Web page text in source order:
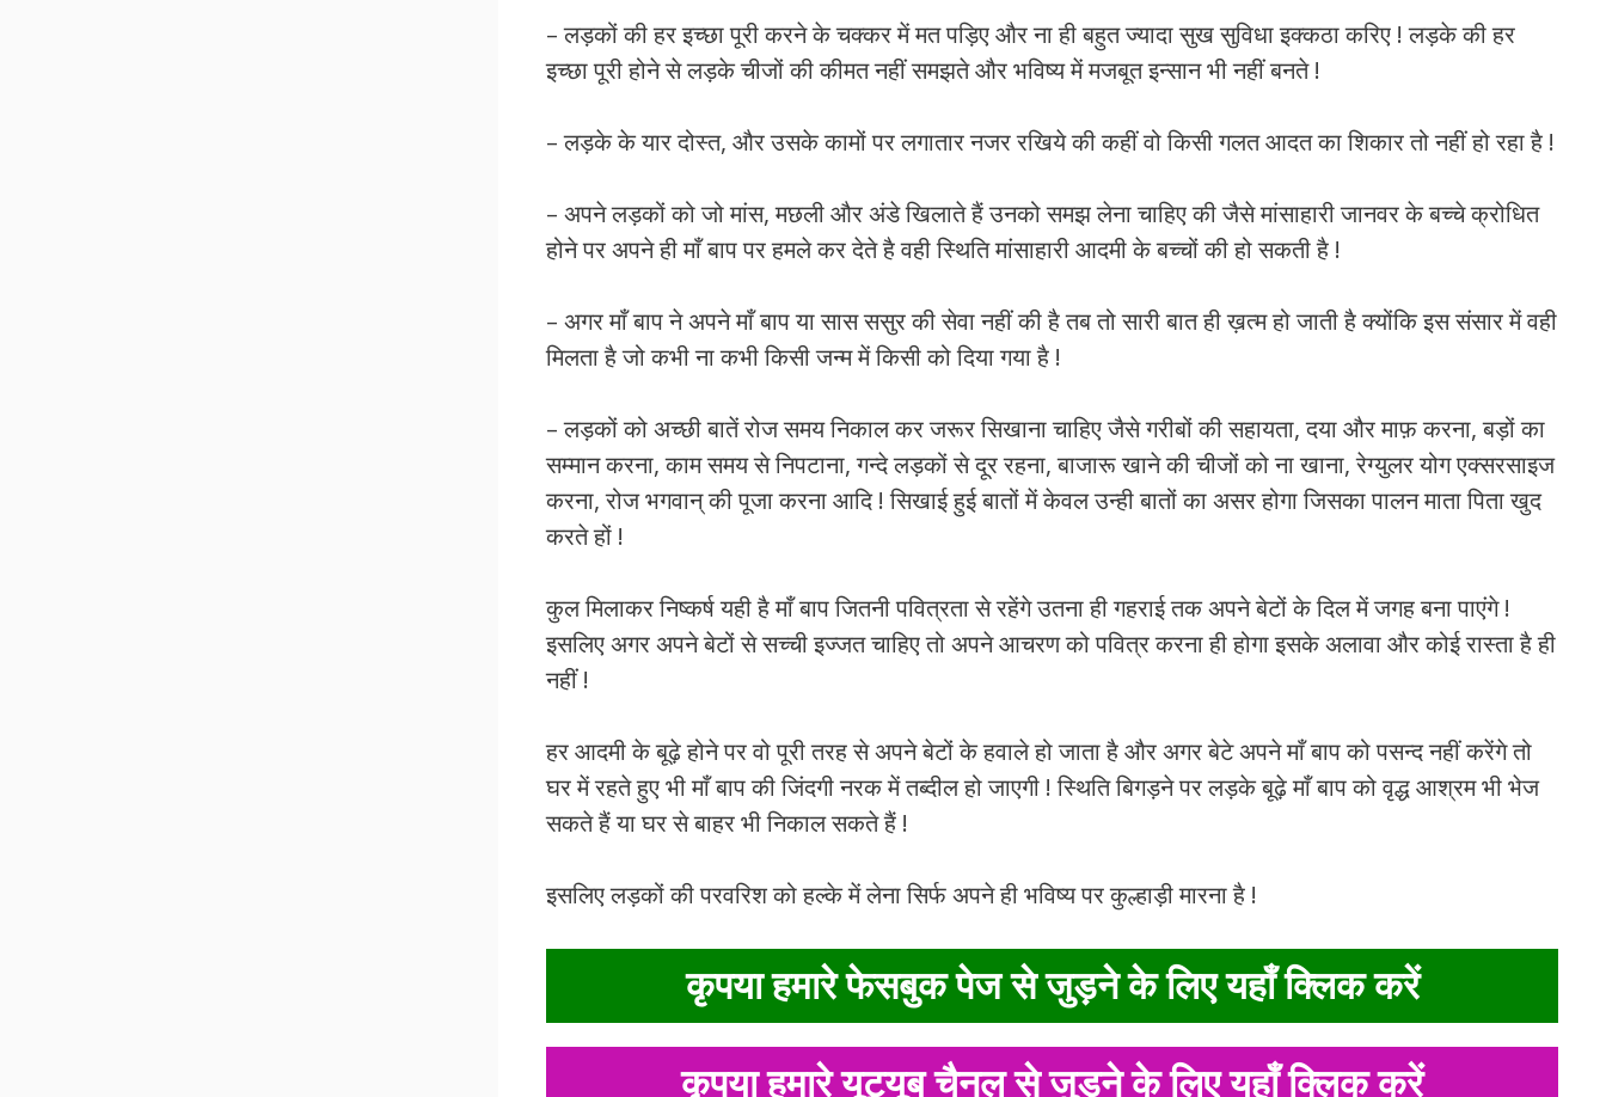
– लड़कों की हर इच्छा पूरी करने के चक्कर में मत पड़िए और ना ही बहुत ज्यादा सुख सुविधा इक्कठा करिए ! लड़के की हर
इच्छा पूरी होने से लड़के चीजों की कीमत नहीं समझते और भविष्य में मजबूत इन्सान भी नहीं बनते !
– लड़के के यार दोस्त, और उसके कामों पर लगातार नजर रखिये की कहीं वो किसी गलत आदत का शिकार तो नहीं हो रहा है !
– अपने लड़कों को जो मांस, मछली और अंडे खिलाते हैं उनको समझ लेना चाहिए की जैसे मांसाहारी जानवर के बच्चे क्रोधित
होने पर अपने ही माँ बाप पर हमले कर देते है वही स्थिति मांसाहारी आदमी के बच्चों की हो सकती है !
– अगर माँ बाप ने अपने माँ बाप या सास ससुर की सेवा नहीं की है तब तो सारी बात ही ख़त्म हो जाती है क्योंकि इस संसार में वही
मिलता है जो कभी ना कभी किसी जन्म में किसी को दिया गया है !
– लड़कों को अच्छी बातें रोज समय निकाल कर जरूर सिखाना चाहिए जैसे गरीबों की सहायता, दया और माफ़ करना, बड़ों का
सम्मान करना, काम समय से निपटाना, गन्दे लड़कों से दूर रहना, बाजारू खाने की चीजों को ना खाना, रेग्युलर योग एक्सरसाइज
करना, रोज भगवान् की पूजा करना आदि ! सिखाई हुई बातों में केवल उन्ही बातों का असर होगा जिसका पालन माता पिता खुद
करते हों !
कुल मिलाकर निष्कर्ष यही है माँ बाप जितनी पवित्रता से रहेंगे उतना ही गहराई तक अपने बेटों के दिल में जगह बना पाएंगे !
इसलिए अगर अपने बेटों से सच्ची इज्जत चाहिए तो अपने आचरण को पवित्र करना ही होगा इसके अलावा और कोई रास्ता है ही
नहीं !
हर आदमी के बूढ़े होने पर वो पूरी तरह से अपने बेटों के हवाले हो जाता है और अगर बेटे अपने माँ बाप को पसन्द नहीं करेंगे तो
घर में रहते हुए भी माँ बाप की जिंदगी नरक में तब्दील हो जाएगी ! स्थिति बिगड़ने पर लड़के बूढ़े माँ बाप को वृद्ध आश्रम भी भेज
सकते हैं या घर से बाहर भी निकाल सकते हैं !
इसलिए लड़कों की परवरिश को हल्के में लेना सिर्फ अपने ही भविष्य पर कुल्हाड़ी मारना है !
कृपया हमारे फेसबुक पेज से जुड़ने के लिए यहाँ क्लिक करें
कृपया हमारे यूट्यूब चैनल से जुड़ने के लिए यहाँ क्लिक करें